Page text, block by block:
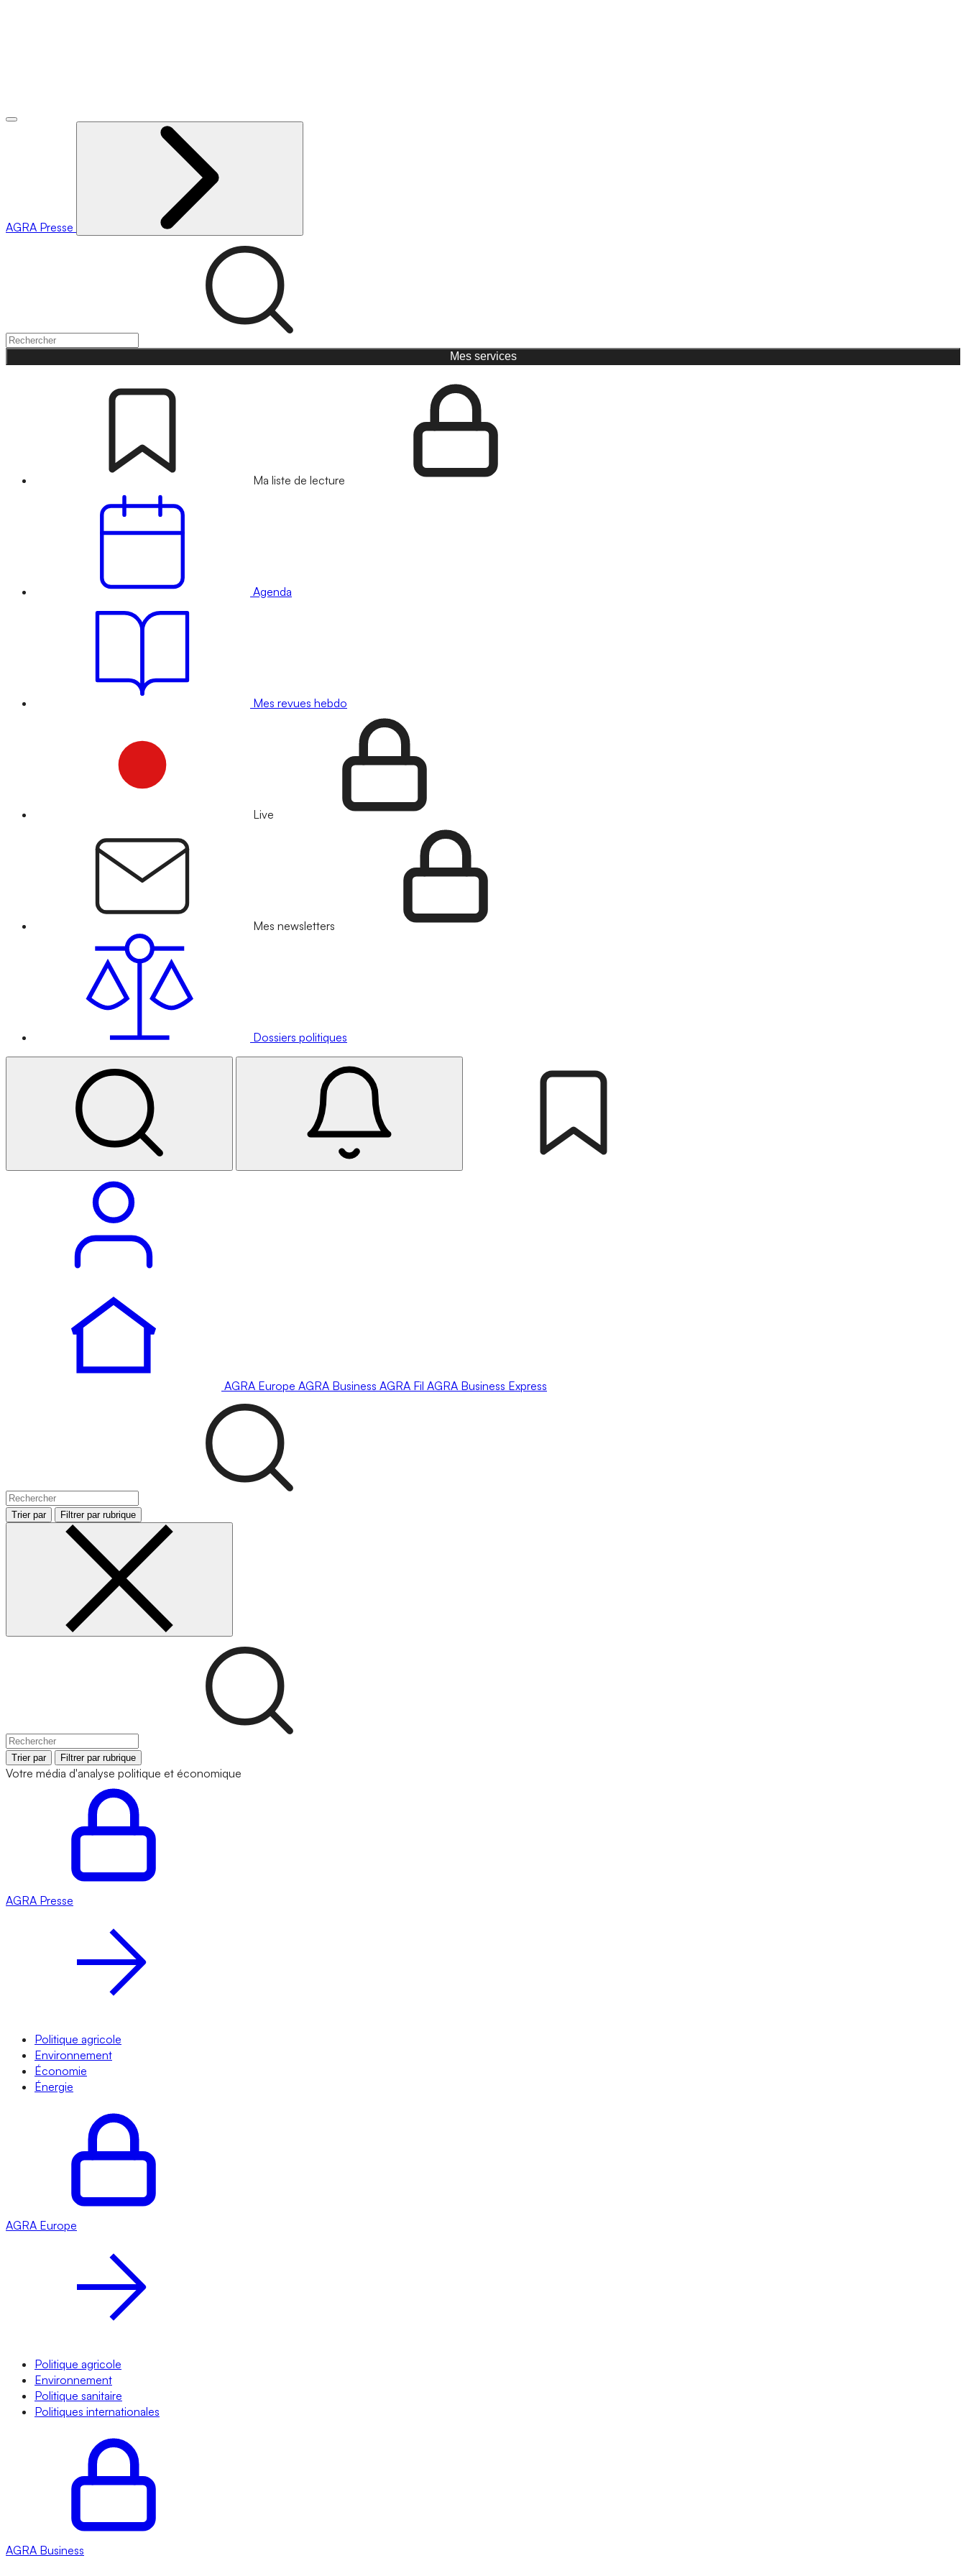
AGRA Presse
Mes services
Ma liste de lecture
Agenda
Mes revues hebdo
Live
Mes newsletters
Dossiers politiques
AGRA Europe AGRA Business AGRA Fil AGRA Business Express
Trier par Filtrer par rubrique
Trier par Filtrer par rubrique
Votre média d'analyse politique et économique
AGRA Presse
Politique agricole
Environnement
Économie
Énergie
AGRA Europe
Politique agricole
Environnement
Politique sanitaire
Politiques internationales
AGRA Business